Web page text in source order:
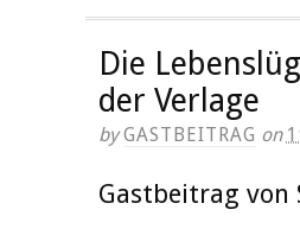
Die
der Verlage
byGASTBEITRAG on
Gastbeitrag von